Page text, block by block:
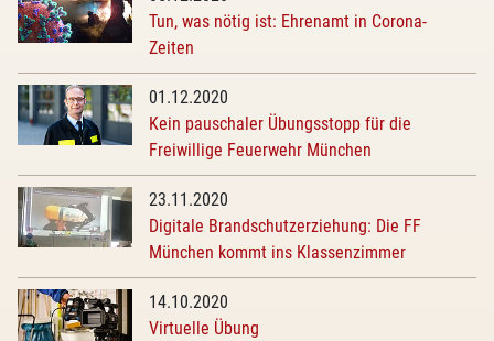
Tun, was nötig ist: Ehrenamt in Corona-
Zeiten
01.12.2020
Kein pauschaler Übungsstopp für die
Freiwillige Feuerwehr München
23.11.2020
Digitale Brandschutzerziehung: Die FF
München kommt ins Klassenzimmer
14.10.2020
Virtuelle Übung